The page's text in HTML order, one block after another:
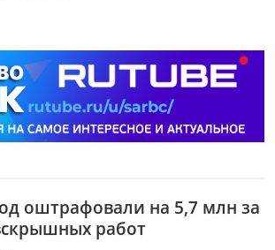
оштрафовали на 5,7 млн за
работ